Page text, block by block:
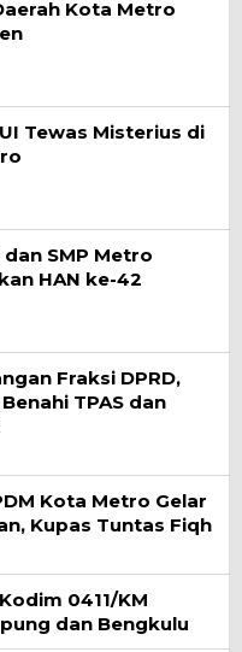
Kota Metro
Tewas Misterius di
SMP Metro
HAN ke-42
Fraksi DPRD,
TPAS dan
Kota Metro Gelar
Kupas Tuntas Fiqh
0411/KM
dan Bengkulu